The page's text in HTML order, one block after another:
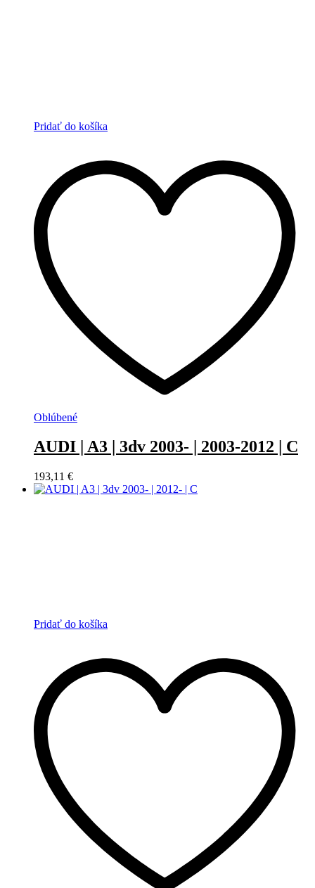
Pridať do košíka
Oblúbené
AUDI | A3 | 3dv 2003- | 2003-2012 | C
193,11 €
Pridať do košíka